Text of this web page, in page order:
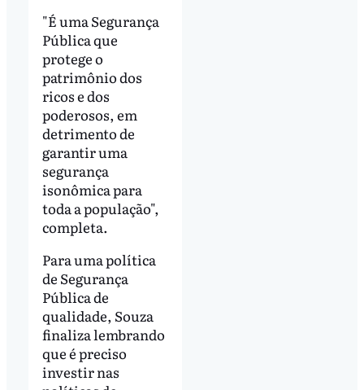
"É uma Segurança
Pública que
protege o
patrimônio dos
ricos e dos
poderosos, em
detrimento de
garantir uma
segurança
isonômica para
toda a população",
completa.
Para uma política
de Segurança
Pública de
qualidade, Souza
finaliza lembrando
que é preciso
investir nas